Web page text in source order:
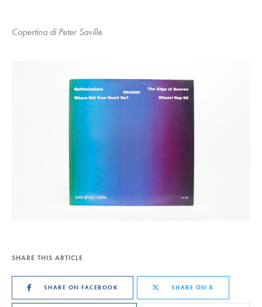
Copertina di Peter Saville
SHARE THIS ARTICLE
SHARE ON FACEBOOK SHARE ON X